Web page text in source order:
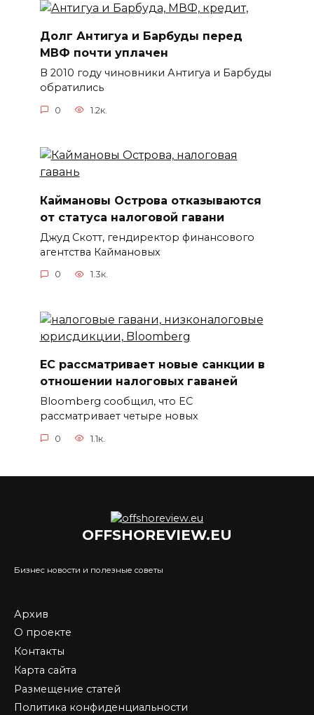
Долг Антигуа и Барбуды перед
МВФ почти уплачен
В 2010 году чиновники Антигуа и Барбуды
обратились
0 1.2к.
Каймановы Острова отказываются
от статуса налоговой гавани
Джуд Скотт, гендиректор финансового
агентства Каймановых
0 1.3к.
ЕС рассматривает новые санкции в
отношении налоговых гаваней
Bloomberg сообщил, что ЕС
рассматривает четыре новых
0 1.1к.
OFFSHOREVIEW.EU
Бизнес новости и полезные советы
Архив
О проекте
Контакты
Карта сайта
Размещение статей
Политика конфиденциальности